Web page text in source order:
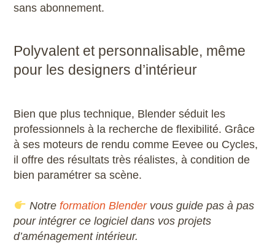
sans abonnement.
Polyvalent et personnalisable, même
pour les designers d’intérieur
Bien que plus technique, Blender séduit les
professionnels à la recherche de flexibilité. Grâce
à ses moteurs de rendu comme Eevee ou Cycles,
il offre des résultats très réalistes, à condition de
bien paramétrer sa scène.
Notreformation Blendervous guide pas à pas
pour intégrer ce logiciel dans vos projets
d’aménagement intérieur.